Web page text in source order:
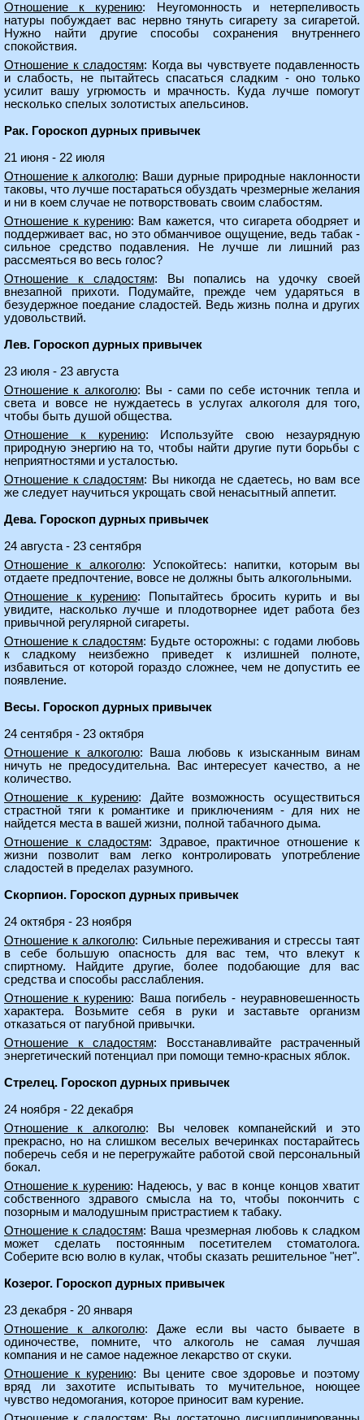
Отношение к курению: Неугомонность и нетерпеливость
натуры побуждает вас нервно тянуть сигарету за сигаретой.
Нужно найти другие способы сохранения внутреннего
спокойствия.
Отношение к сладостям: Когда вы чувствуете подавленность
и слабость, не пытайтесь спасаться сладким - оно только
усилит вашу угрюмость и мрачность. Куда лучше помогут
несколько спелых золотистых апельсинов.
Рак. Гороскоп дурных привычек
21 июня - 22 июля
Отношение к алкоголю: Ваши дурные природные наклонности
таковы, что лучше постараться обуздать чрезмерные желания
и ни в коем случае не потворствовать своим слабостям.
Отношение к курению: Вам кажется, что сигарета ободряет и
поддерживает вас, но это обманчивое ощущение, ведь табак -
сильное средство подавления. Не лучше ли лишний раз
рассмеяться во весь голос?
Отношение к сладостям: Вы попались на удочку своей
внезапной прихоти. Подумайте, прежде чем ударяться в
безудержное поедание сладостей. Ведь жизнь полна и других
удовольствий.
Лев. Гороскоп дурных привычек
23 июля - 23 августа
Отношение к алкоголю: Вы - сами по себе источник тепла и
света и вовсе не нуждаетесь в услугах алкоголя для того,
чтобы быть душой общества.
Отношение к курению: Используйте свою незаурядную
природную энергию на то, чтобы найти другие пути борьбы с
неприятностями и усталостью.
Отношение к сладостям: Вы никогда не сдаетесь, но вам все
же следует научиться укрощать свой ненасытный аппетит.
Дева. Гороскоп дурных привычек
24 августа - 23 сентября
Отношение к алкоголю: Успокойтесь: напитки, которым вы
отдаете предпочтение, вовсе не должны быть алкогольными.
Отношение к курению: Попытайтесь бросить курить и вы
увидите, насколько лучше и плодотворнее идет работа без
привычной регулярной сигареты.
Отношение к сладостям: Будьте осторожны: с годами любовь
к сладкому неизбежно приведет к излишней полноте,
избавиться от которой гораздо сложнее, чем не допустить ее
появление.
Весы. Гороскоп дурных привычек
24 сентября - 23 октября
Отношение к алкоголю: Ваша любовь к изысканным винам
ничуть не предосудительна. Вас интересует качество, а не
количество.
Отношение к курению: Дайте возможность осуществиться
страстной тяги к романтике и приключениям - для них не
найдется места в вашей жизни, полной табачного дыма.
Отношение к сладостям: Здравое, практичное отношение к
жизни позволит вам легко контролировать употребление
сладостей в пределах разумного.
Скорпион. Гороскоп дурных привычек
24 октября - 23 ноября
Отношение к алкоголю: Сильные переживания и стрессы таят
в себе большую опасность для вас тем, что влекут к
спиртному. Найдите другие, более подобающие для вас
средства и способы расслабления.
Отношение к курению: Ваша погибель - неуравновешенность
характера. Возьмите себя в руки и заставьте организм
отказаться от пагубной привычки.
Отношение к сладостям: Восстанавливайте растраченный
энергетический потенциал при помощи темно-красных яблок.
Стрелец. Гороскоп дурных привычек
24 ноября - 22 декабря
Отношение к алкоголю: Вы человек компанейский и это
прекрасно, но на слишком веселых вечеринках постарайтесь
поберечь себя и не перегружайте работой свой персональный
бокал.
Отношение к курению: Надеюсь, у вас в конце концов хватит
собственного здравого смысла на то, чтобы покончить с
позорным и малодушным пристрастием к табаку.
Отношение к сладостям: Ваша чрезмерная любовь к сладком
может сделать постоянным посетителем стоматолога.
Соберите всю волю в кулак, чтобы сказать решительное "нет".
Козерог. Гороскоп дурных привычек
23 декабря - 20 января
Отношение к алкоголю: Даже если вы часто бываете в
одиночестве, помните, что алкоголь не самая лучшая
компания и не самое надежное лекарство от скуки.
Отношение к курению: Вы цените свое здоровье и поэтому
вряд ли захотите испытывать то мучительное, ноющее
чувство недомогания, которое приносит вам курение.